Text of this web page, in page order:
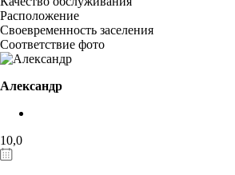
Расположение
Своевременность заселения
Соответствие фото
Александр
10,0